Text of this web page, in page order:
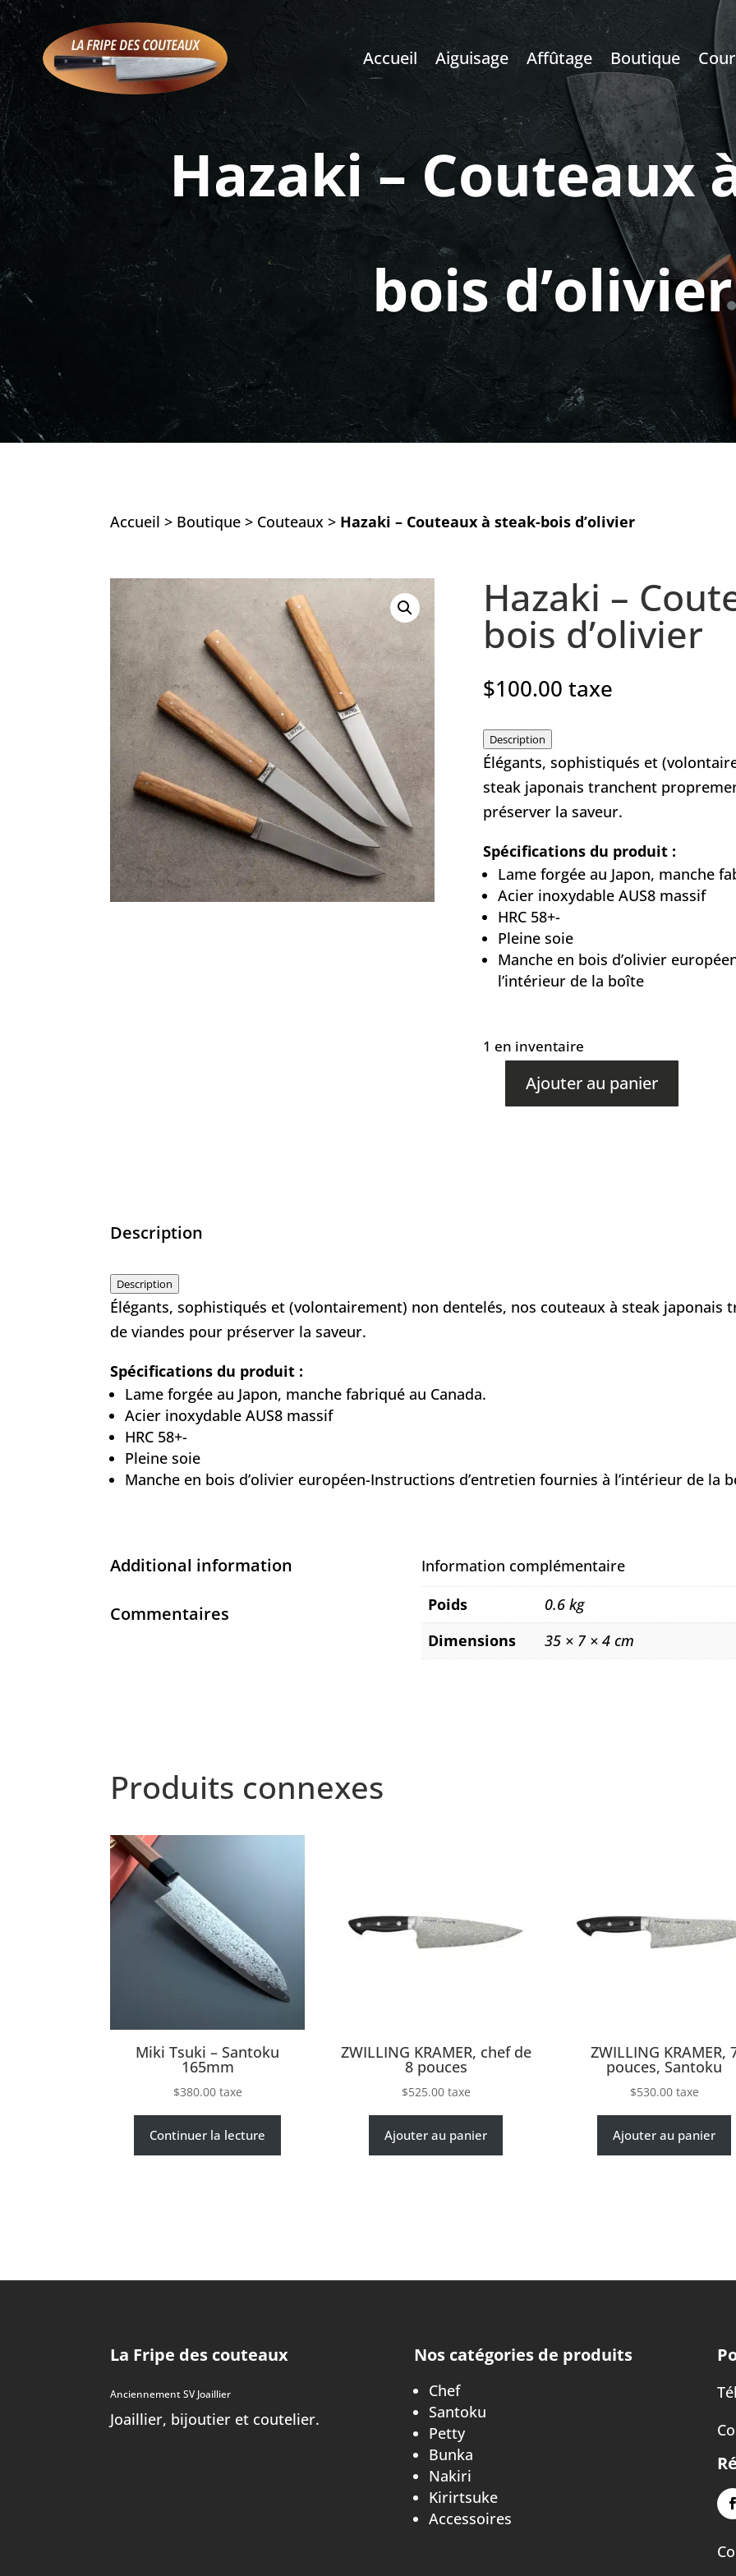
Accueil Aiguisage Affûtage Boutique
Hazaki – Couteaux
bois d’olivier
Accueil > Boutique > Couteaux > Hazaki – Couteaux à steak-bois d’olivier
Hazaki –
bois d’olivier
$100.00 taxe
Description
Élégants, sophistiqués et
steak japonais tranchent
préserver la saveur.
Spécifications du produit :
Lame forgée au Japon, manche
Acier inoxydable AUS8 massif
HRC 58+-
Pleine soie
Manche en bois d’olivier
l’intérieur de la boîte
1 en inventaire
quantité
Ajouter au panier
Description
Description
Élégants, sophistiqués et (volontairement) non dentelés, nos couteaux à steak
de viandes pour préserver la saveur.
Spécifications du produit :
Lame forgée au Japon, manche fabriqué au Canada.
Acier inoxydable AUS8 massif
HRC 58+-
Pleine soie
Manche en bois d’olivier européen-Instructions d’entretien fournies à l’intérieur de la
Additional information
Commentaires
Information complémentaire
Poids
0.6 kg
Dimensions
35 × 7 × 4 cm
Produits connexes
Miki Tsuki – Santoku
165mm
$380.00 taxe
Continuer la lecture
ZWILLING KRAMER, chef de
8 pouces
$525.00 taxe
Ajouter au panier
ZWILLING KRAMER,
pouces, Santoku
$530.00 taxe
Ajouter au panier
La Fripe des couteaux
Anciennement SV Joaillier
Joaillier, bijoutier et coutelier.
Nos catégories de produits
Chef
Santoku
Petty
Bunka
Nakiri
Kirirtsuke
Accessoires